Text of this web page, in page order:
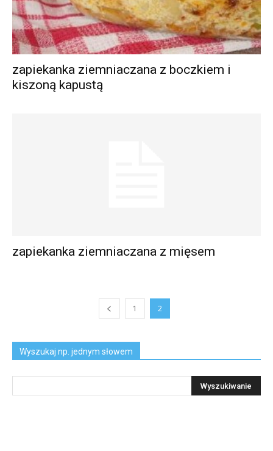
zapiekanka ziemniaczana z boczkiem i
kiszoną kapustą
zapiekanka ziemniaczana z mięsem
1 2
Wyszukaj np. jednym słowem